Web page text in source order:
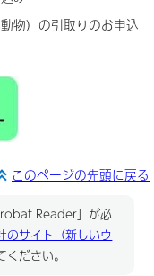
物）の引取りのお申込
このページの先頭に戻る
Reader」が必
のサイト（新しいウ
ださい。